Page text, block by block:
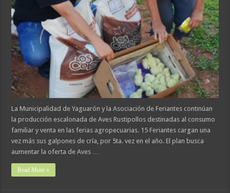
La Municipalidad de Yaguarón y la Asociación de Feriantes continúan
la producción escalonada de Aves Rustipollos destinadas al consumo
familiar y venta en las ferias agropecuarias. 15 Feriantes cargan una
vez más sus galpones de cría, por 5ta. vez en el año. El plan busca
aumentar la oferta de Aves …
Read More »